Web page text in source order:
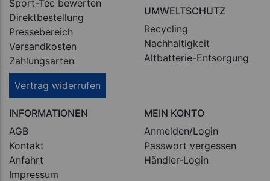
Sport-Tec bewerten
Direktbestellung
Pressebereich
Versandkosten
Zahlungsarten
Vertrag widerrufen
UMWELTSCHUTZ
Recycling
Nachhaltigkeit
Altbatterie-Entsorgung
INFORMATIONEN
AGB
Kontakt
Anfahrt
Impressum
MEIN KONTO
Anmelden/Login
Passwort vergessen
Händler-Login